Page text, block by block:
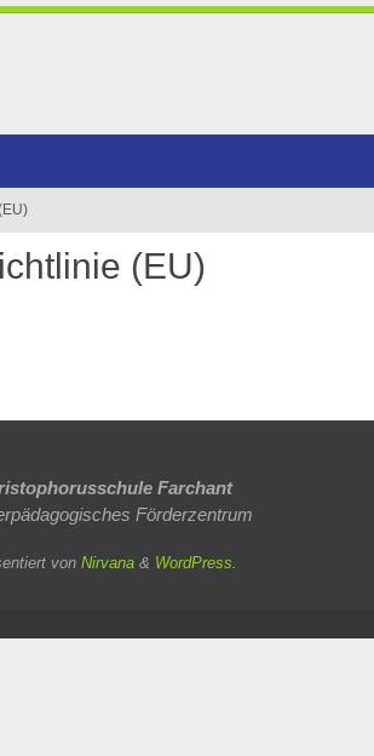
(EU)
Farchant
Förderzentrum
von Nirvana& WordPress.